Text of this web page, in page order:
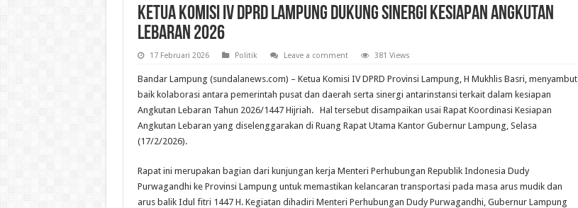
Ketua Komisi IV DPRD Lampung Dukung Sinergi Kesiapan Angkutan
Lebaran 2026
17 Februari 2026 Politik Leave a comment 381 Views
Bandar Lampung (sundalanews.com) – Ketua Komisi IV DPRD Provinsi Lampung, H Mukhlis Basri, menyambut
baik kolaborasi antara pemerintah pusat dan daerah serta sinergi antarinstansi terkait dalam kesiapan
Angkutan Lebaran Tahun 2026/1447 Hijriah. Hal tersebut disampaikan usai Rapat Koordinasi Kesiapan
Angkutan Lebaran yang diselenggarakan di Ruang Rapat Utama Kantor Gubernur Lampung, Selasa
(17/2/2026).
Rapat ini merupakan bagian dari kunjungan kerja Menteri Perhubungan Republik Indonesia Dudy
Purwagandhi ke Provinsi Lampung untuk memastikan kelancaran transportasi pada masa arus mudik dan
arus balik Idul fitri 1447 H. Kegiatan dihadiri Menteri Perhubungan Dudy Purwagandhi, Gubernur Lampung